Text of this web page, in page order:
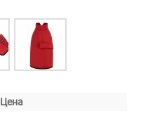
Цена